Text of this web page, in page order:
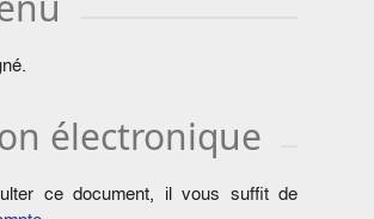
électronique
ce document, il vous suffit de